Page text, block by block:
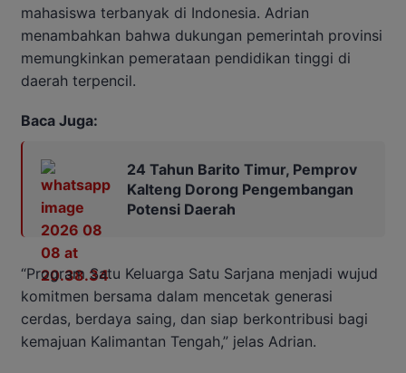
mahasiswa terbanyak di Indonesia. Adrian
menambahkan bahwa dukungan pemerintah provinsi
memungkinkan pemerataan pendidikan tinggi di
daerah terpencil.
Baca Juga:
24 Tahun Barito Timur, Pemprov
Kalteng Dorong Pengembangan
Potensi Daerah
“Program Satu Keluarga Satu Sarjana menjadi wujud
komitmen bersama dalam mencetak generasi
cerdas, berdaya saing, dan siap berkontribusi bagi
kemajuan Kalimantan Tengah,” jelas Adrian.